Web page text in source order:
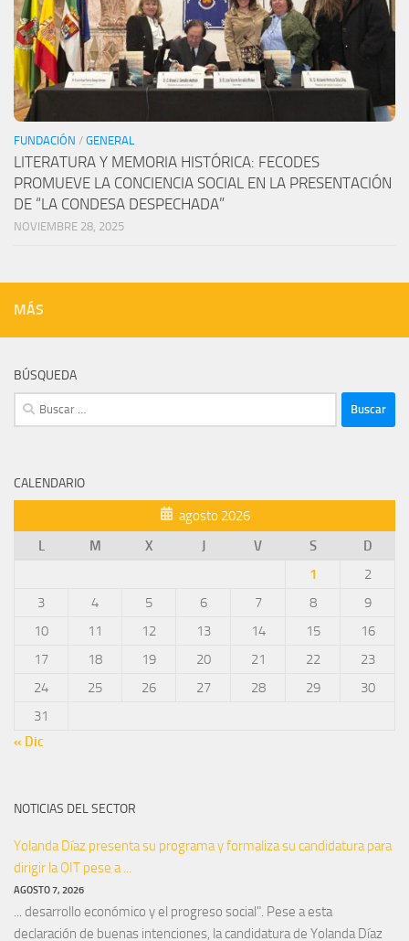
FUNDACIÓN / GENERAL
LITERATURA Y MEMORIA HISTÓRICA: FECODES
PROMUEVE LA CONCIENCIA SOCIAL EN LA PRESENTACIÓN
DE “LA CONDESA DESPECHADA”
NOVIEMBRE 28, 2025
MÁS
BÚSQUEDA
Buscar:
CALENDARIO
agosto 2026
L
M X J V S
D
1
2
3
4 5 6 7 8
9
10
11 12 13 14 15
16
17
18 19 20 21 22
23
24
25 26 27 28 29
30
31
« Dic
NOTICIAS DEL SECTOR
Yolanda Díaz presenta su programa y formaliza su candidatura para
dirigir la OIT pese a ...
AGOSTO 7, 2026
... desarrollo económico y el progreso social". Pese a esta
declaración de buenas intenciones, la candidatura de Yolanda Díaz